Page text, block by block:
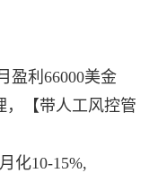
盈利66000美金
，【带人工风控管
化10-15%,